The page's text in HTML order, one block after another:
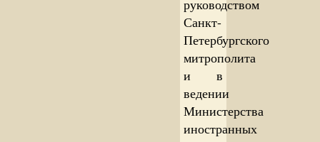
руководством
Санкт-
Петербургского
митрополита
и в
ведении
Министерства
иностранных